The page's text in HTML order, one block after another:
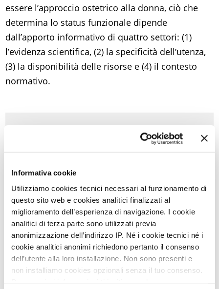
Informativa cookie
Utilizziamo cookies tecnici necessari al funzionamento di
questo sito web e cookies analitici finalizzati al
miglioramento dell’esperienza di navigazione. I cookie
analitici di terza parte sono utilizzati previa
anonimizzazione dell’indirizzo IP. Né i cookie tecnici né i
cookie analitici anonimi richiedono pertanto il consenso
dell’utente alla loro installazione. Non sono presenti e
non installiamo cookies opzionali senza il tuo consenso.
essere l’approccio ostetrico alla donna, ciò che
determina lo status funzionale dipende
dall’apporto informativo di quattro settori: (1)
l’evidenza scientifica, (2) la specificità dell’utenza,
(3) la disponibilità delle risorse e (4) il contesto
normativo.
Leggi il full text dell'articolo su "Premesse e percorsi
ostetrica/o"
Torna a Aggiornamenti scientifici
STAMPA PDF
PAROLE CHIAVE DI QUESTO ARTICOLO